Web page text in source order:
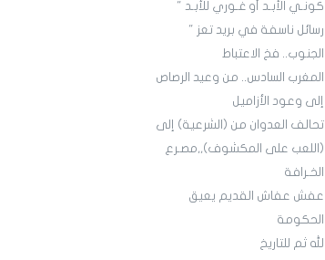
كونـي الأبـد أو غـوري للأبـد "
رسائل ناسفة في بريد تعز "
الجنوب.. فخ الاعتباط
المغرب السادس.. من وعيد الرصاص
إلى وعود الأزاميل
تحالف العدوان من (الشرعية) إلى
(اللعب على المكشوف),,مصـرع
الخـرافة
عفش عفاش القديم يعيق
الحكومة
لله ثم للتاريخ